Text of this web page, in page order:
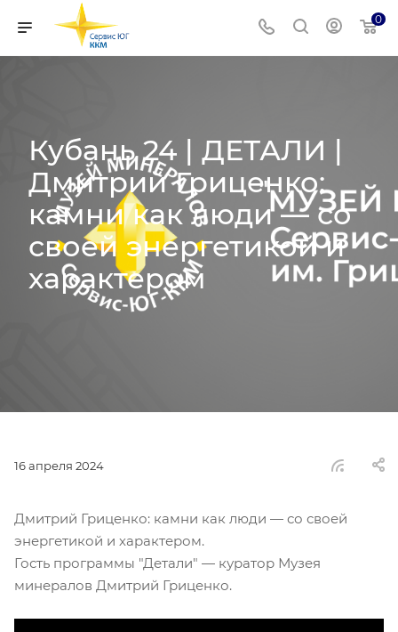
0
Кубань 24 | ДЕТАЛИ |
Дмитрий Гриценко:
камни как люди — со
своей энергетикой и
характером
16 апреля 2024
Дмитрий Гриценко: камни как люди — со своей
энергетикой и характером.
Гость программы "Детали" — куратор Музея
минералов Дмитрий Гриценко.